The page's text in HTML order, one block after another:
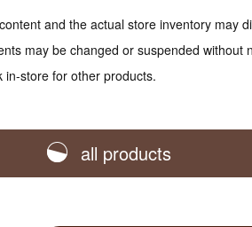
and the actual store inventory may
may be changed or suspended without
in-store for other products.
all products